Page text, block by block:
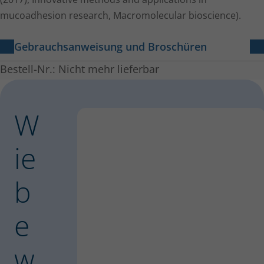
mucoadhesion research, Macromolecular bioscience).
Gebrauchsanweisung und Broschüren
NasoDirect®
Bestell-Nr.: Nicht mehr lieferbar
W
ie
b
e